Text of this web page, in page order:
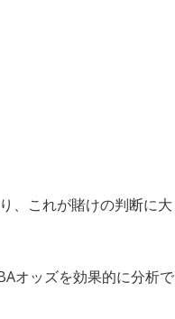
、これが賭けの判断に大
オッズを効果的に分析で